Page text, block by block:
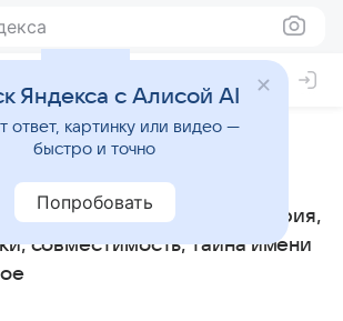
имени
имени Милица
означает имя Милица: история,
совместимость, тайна имени
Яндекса с Алисой AI
ответ, картинку или видео —
быстро и точно
Попробовать